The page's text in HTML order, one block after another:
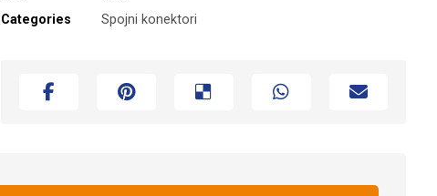
Categories
Spojni konektori